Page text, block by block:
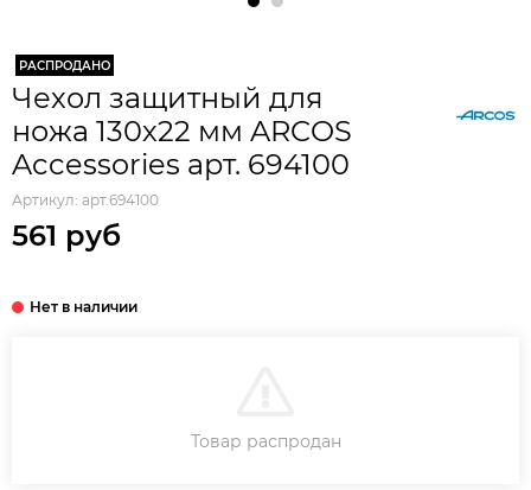
РАСПРОДАНО
Чехол защитный для
ножа 130х22 мм ARCOS
Accessories арт. 694100
Артикул: арт.694100
561 руб
ЗАКАЗ В ОДИН КЛИК
Товар распродан